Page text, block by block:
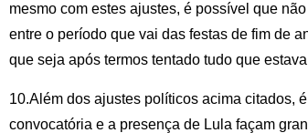
mesmo com estes ajustes, é possível que
entre o período que vai das festas de fim de
que seja após termos tentado tudo que
10.Além dos ajustes políticos acima citados,
convocatória e a presença de Lula façam